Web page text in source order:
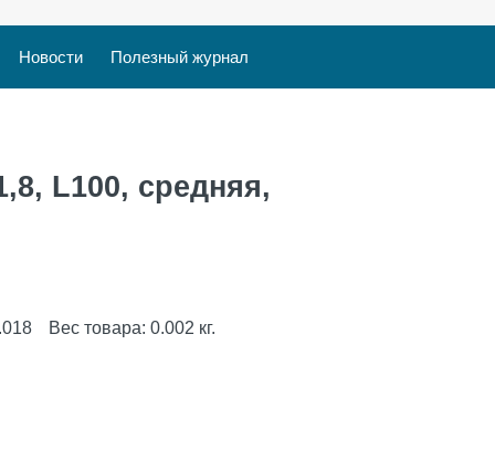
Новости Полезный журнал
L100, средняя,
Вес товара: 0.002 кг.